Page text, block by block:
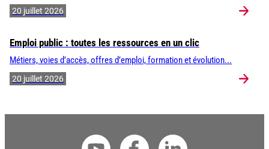
20 juillet 2026
Emploi public : toutes les ressources en un clic
Métiers, voies d’accès, offres d’emploi, formation et évolution...
20 juillet 2026